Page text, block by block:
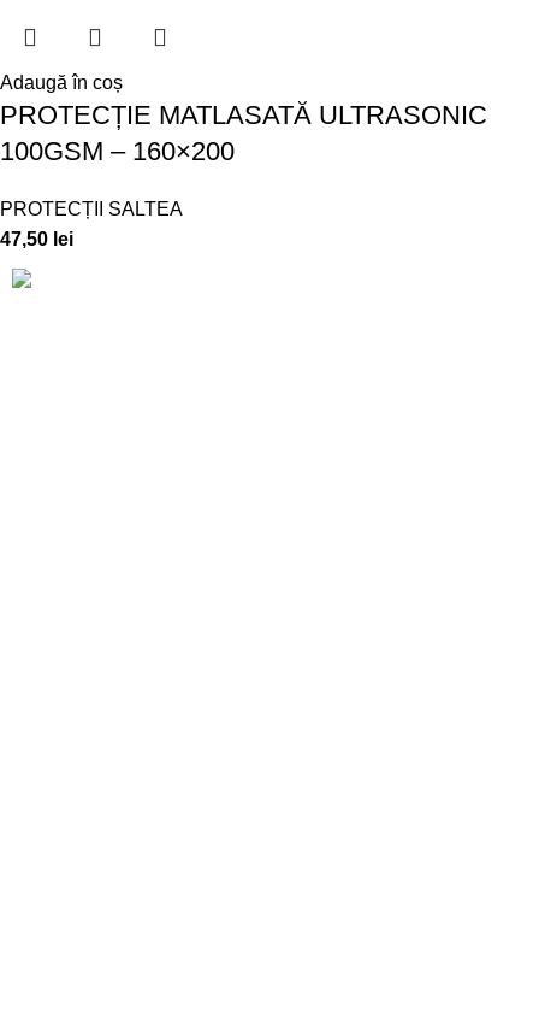
Adaugă în coș
PROTECȚIE MATLASATĂ ULTRASONIC
100GSM – 160×200
PROTECȚII SALTEA
47,50 lei